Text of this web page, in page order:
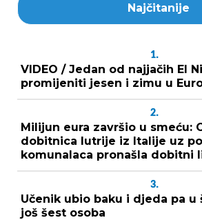
Najčitanije
1.
VIDEO / Jedan od najjačih El
promijeniti jesen i zimu u
2.
Milijun eura završio u smeću:
dobitnica lutrije iz Italije uz
komunalaca pronašla dobitni
3.
Učenik ubio baku i djeda pa
još šest osoba